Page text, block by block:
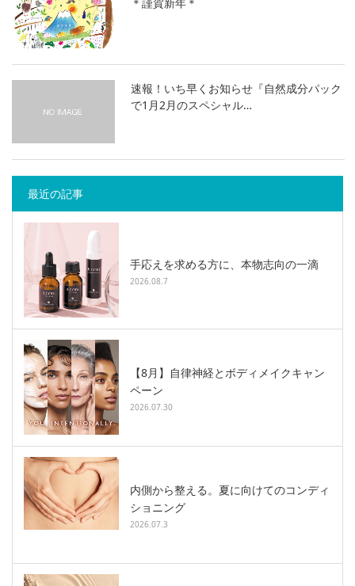
速報！いち早くお知らせ『自然成分パック
で1月2月のスペシャル…
最近の記事
手応えを求める方に、本物志向の一滴
2026.08.7
【8月】自律神経とボディメイクキャン
ペーン
2026.07.30
内側から整える。夏に向けてのコンディ
ショニング
2026.07.3